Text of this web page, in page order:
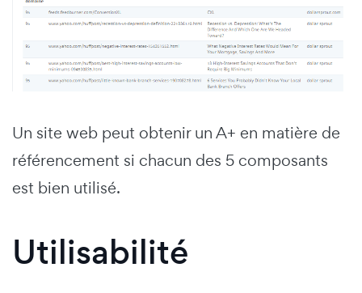
Un site web peut obtenir un A+ en matière de
référencement si chacun des 5 composants
est bien utilisé.
Utilisabilité